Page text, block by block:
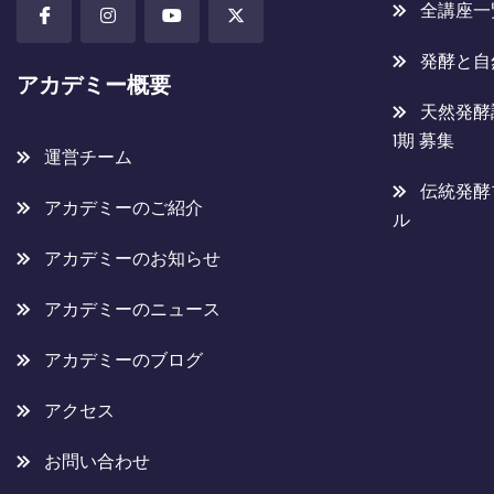
アカデミー概要
運営チーム
アカデミーのご紹介
アカデミーのお知らせ
アカデミーのニュース
アカデミーのブログ
アクセス
お問い合わせ
全講座
発酵と
天然発
1期 募集
伝統発
ル